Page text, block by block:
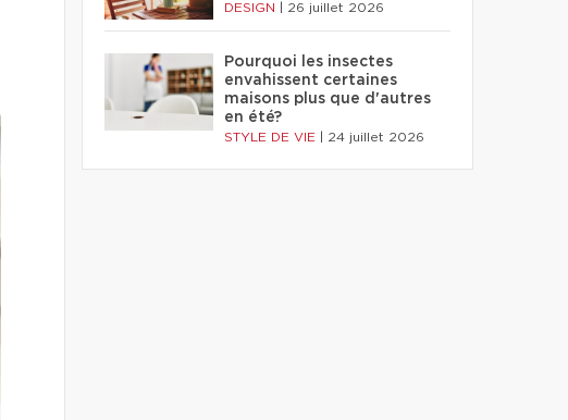
DESIGN 26 juillet 2026
Pourquoi les insectes
envahissent certaines
maisons plus que d'autres
en été?
STYLE DE VIE 24 juillet 2026